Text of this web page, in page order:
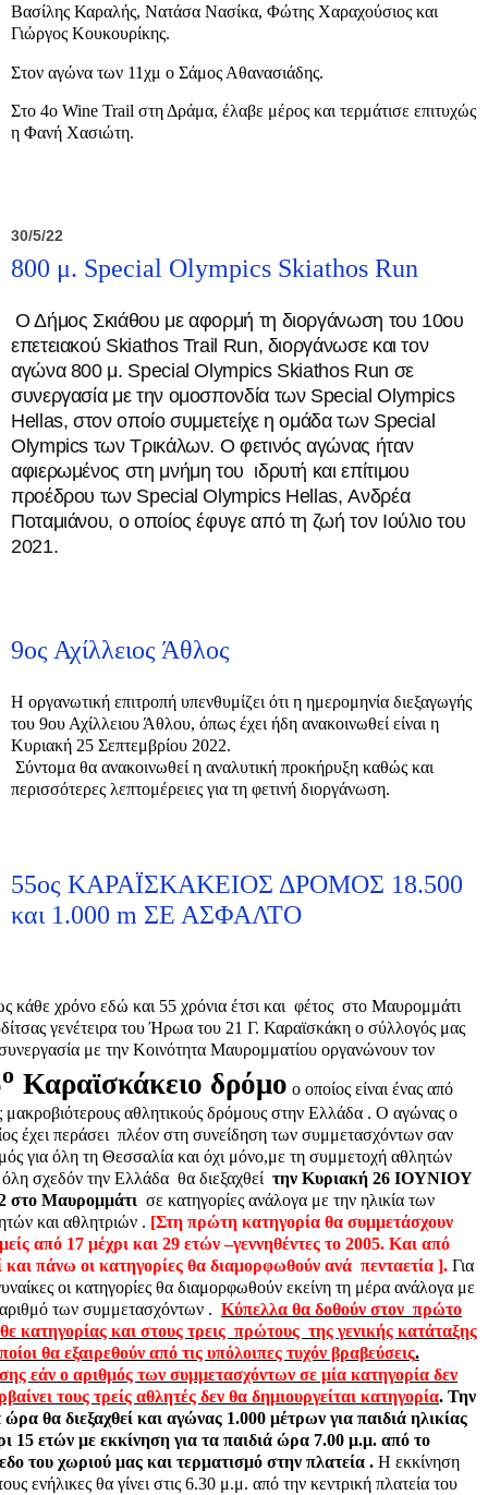
Βασίλης Καραλής, Νατάσα Νασίκα, Φώτης Χαραχούσιος και
Γιώργος Κουκουρίκης.
Στον αγώνα των 11χμ ο Σάμος Αθανασιάδης.
Στο 4ο Wine Trail στη Δράμα, έλαβε μέρος και τερμάτισε επιτυχώς
η Φανή Χασιώτη.
30/5/22
800 μ. Special Olympics Skiathos Run
Ο Δήμος Σκιάθου με αφορμή τη διοργάνωση του 10ου
επετειακού Skiathos Trail Run, διοργάνωσε και τον
αγώνα 800 μ. Special Olympics Skiathos Run σε
συνεργασία με την ομοσπονδία των Special Olympics
Hellas, στον οποίο συμμετείχε η ομάδα των Special
Olympics των Τρικάλων. Ο φετινός αγώνας ήταν
αφιερωμένος στη μνήμη του ιδρυτή και επίτιμου
προέδρου των Special Olympics Hellas, Ανδρέα
Ποταμιάνου, ο οποίος έφυγε από τη ζωή τον Ιούλιο του
2021.
9ος Αχίλλειος Άθλος
Η οργανωτική επιτροπή υπενθυμίζει ότι η ημερομηνία διεξαγωγής
του 9ου Αχίλλειου Άθλου, όπως έχει ήδη ανακοινωθεί είναι η
Κυριακή 25 Σεπτεμβρίου 2022.
Σύντομα θα ανακοινωθεί η αναλυτική προκήρυξη καθώς και
περισσότερες λεπτομέρειες για τη φετινή διοργάνωση.
55ος ΚΑΡΑΪΣΚΑΚΕΙΟΣ ΔΡΟΜΟΣ 18.500
και 1.000 m ΣΕ ΑΣΦΑΛΤΟ
κάθε χρόνο εδώ και 55 χρόνια έτσι και φέτος στο Μαυρομμάτι
γενέτειρα του Ήρωα του 21 Γ. Καραϊσκάκη ο σύλλογός μας
με την Κοινότητα Μαυρομματίου οργανώνουν τον
ο Καραϊσκάκειο δρόμο ο οποίος είναι ένας από
μακροβιότερους αθλητικούς δρόμους στην Ελλάδα . Ο αγώνας ο
έχει περάσει πλέον στη συνείδηση των συμμετασχόντων σαν
για όλη τη Θεσσαλία και όχι μόνο,με τη συμμετοχή αθλητών
σχεδόν την Ελλάδα θα διεξαχθεί την Κυριακή 26 ΙΟΥΝΙΟΥ
στο Μαυρομμάτι σε κατηγορίες ανάλογα με την ηλικία των
και αθλητριών . [Στη πρώτη κατηγορία θα συμμετάσχουν
από 17 μέχρι και 29 ετών –γεννηθέντες το 2005. Και από
και πάνω οι κατηγορίες θα διαμορφωθούν ανά πενταετία ]. Για
οι κατηγορίες θα διαμορφωθούν εκείνη τη μέρα ανάλογα με
των συμμετασχόντων . Κύπελλα θα δοθούν στον πρώτο
κατηγορίας και στους τρεις πρώτους της γενικής κατάταξης
θα εξαιρεθούν από τις υπόλοιπες τυχόν βραβεύσεις.
εάν ο αριθμός των συμμετασχόντων σε μία κατηγορία δεν
τους τρείς αθλητές δεν θα δημιουργείται κατηγορία. Την
ώρα θα διεξαχθεί και αγώνας 1.000 μέτρων για παιδιά ηλικίας
15 ετών με εκκίνηση για τα παιδιά ώρα 7.00 μ.μ. από το
του χωριού μας και τερματισμό στην πλατεία . Η εκκίνηση
ενήλικες θα γίνει στις 6.30 μ.μ. από την κεντρική πλατεία του